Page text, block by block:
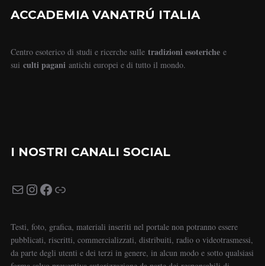
ACCADEMIA VANATRÚ ITALIA
Centro esoterico di studi e ricerche sulletradizioni esoterichee
sui culti paganiantichi europei e di tutto il mondo.
I NOSTRI CANALI SOCIAL
Testi, foto, grafica, materiali inseriti nel portale non potranno essere
pubblicati, riscritti, commercializzati, distribuiti, radio o videotrasmessi,
da parte degli utenti e dei terzi in genere, in alcun modo e sotto qualsiasi